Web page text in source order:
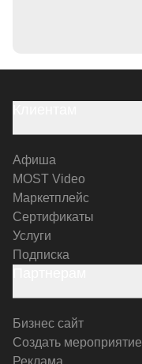
Афиша
MOST Video
Маркетплейс
Сертификаты
Услуги
Подписка
Бизнес сайт
Создать мероприятие
Реклама